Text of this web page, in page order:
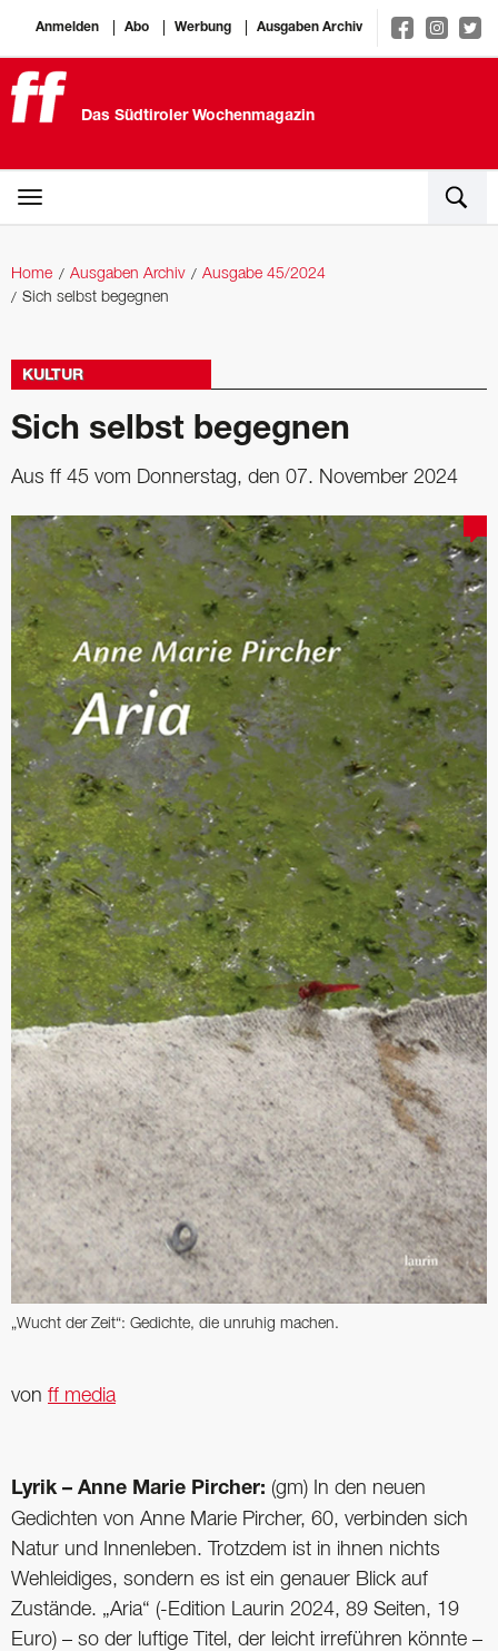
Anmelden Abo Werbung Ausgaben Archiv
Das Südtiroler Wochenmagazin
Home Ausgaben Archiv
Ausgabe 45/2024
Sich selbst begegnen
KULTUR
Sich selbst begegnen
Aus ff 45 vom Donnerstag, den 07. November 2024
„Wucht der Zeit“: Gedichte, die unruhig machen.
von ff media
Lyrik – Anne Marie Pircher: (gm) In den neuen
Gedichten von Anne Marie Pircher, 60, verbinden sich
Natur und Innenleben. Trotzdem ist in ihnen nichts
Wehleidiges, sondern es ist ein genauer Blick auf
Zustände. „Aria“ (-Edition Laurin 2024, 89 Seiten, 19
Euro) – so der luftige Titel, der leicht irreführen könnte –